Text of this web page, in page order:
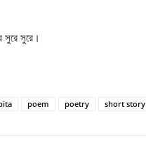
সুরে সুরে।
poem poetry short story